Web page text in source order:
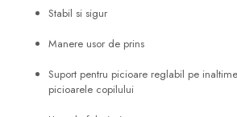
Stabil si sigur
Manere usor de prins
Suport pentru picioare reglabil pe
picioarele copilului